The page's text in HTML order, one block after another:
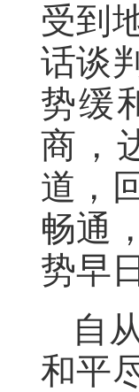
受到
话谈
势缓
商，
道，
畅通
势早
自
和平